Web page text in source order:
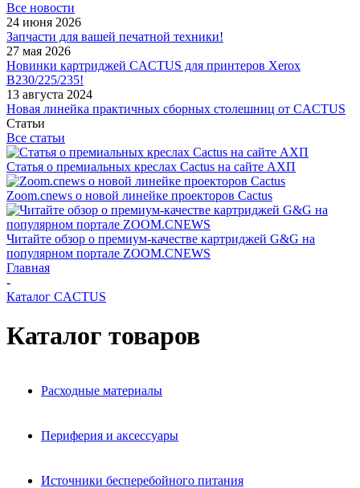
Все новости
24 июня 2026
Запчасти для вашей печатной техники!
27 мая 2026
Новинки картриджей CACTUS для принтеров Xerox
B230/225/235!
13 августа 2024
Новая линейка практичных сборных столешниц от CACTUS
Статьи
Все статьи
Статья о премиальных креслах Cactus на сайте АХП
Zoom.cnews о новой линейке проекторов Cactus
Читайте обзор о премиум-качестве картриджей G&G на
популярном портале ZOOM.CNEWS
Главная
-
Каталог CACTUS
Каталог товаров
Расходные материалы
Периферия и аксессуары
Источники бесперебойного питания